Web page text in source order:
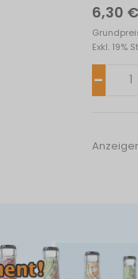
6,30 €
Exkl. 19%